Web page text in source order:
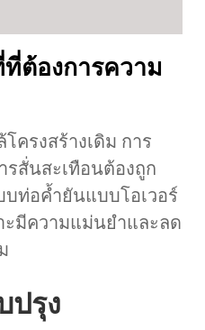
ต้องการความ
ครงสร้างเดิม การ
สั่นสะเทือนต้องถูก
ท่อค้ำยันแบบโอเวอร์
ะมีความแม่นยำและลด
ปรุง